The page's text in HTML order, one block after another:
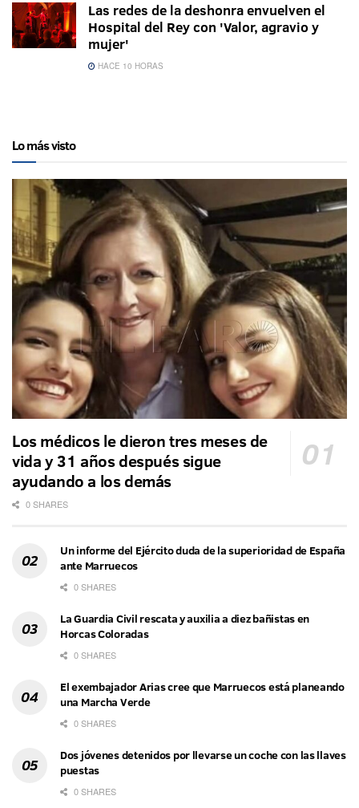
Las redes de la deshonra envuelven el
Hospital del Rey con 'Valor, agravio y
mujer'
HACE 10 HORAS
Lo más visto
Los médicos le dieron tres meses de
vida y 31 años después sigue
ayudando a los demás
0 SHARES
Un informe del Ejército duda de la superioridad de España
ante Marruecos
0 SHARES
La Guardia Civil rescata y auxilia a diez bañistas en
Horcas Coloradas
0 SHARES
El exembajador Arias cree que Marruecos está planeando
una Marcha Verde
0 SHARES
Dos jóvenes detenidos por llevarse un coche con las llaves
puestas
0 SHARES